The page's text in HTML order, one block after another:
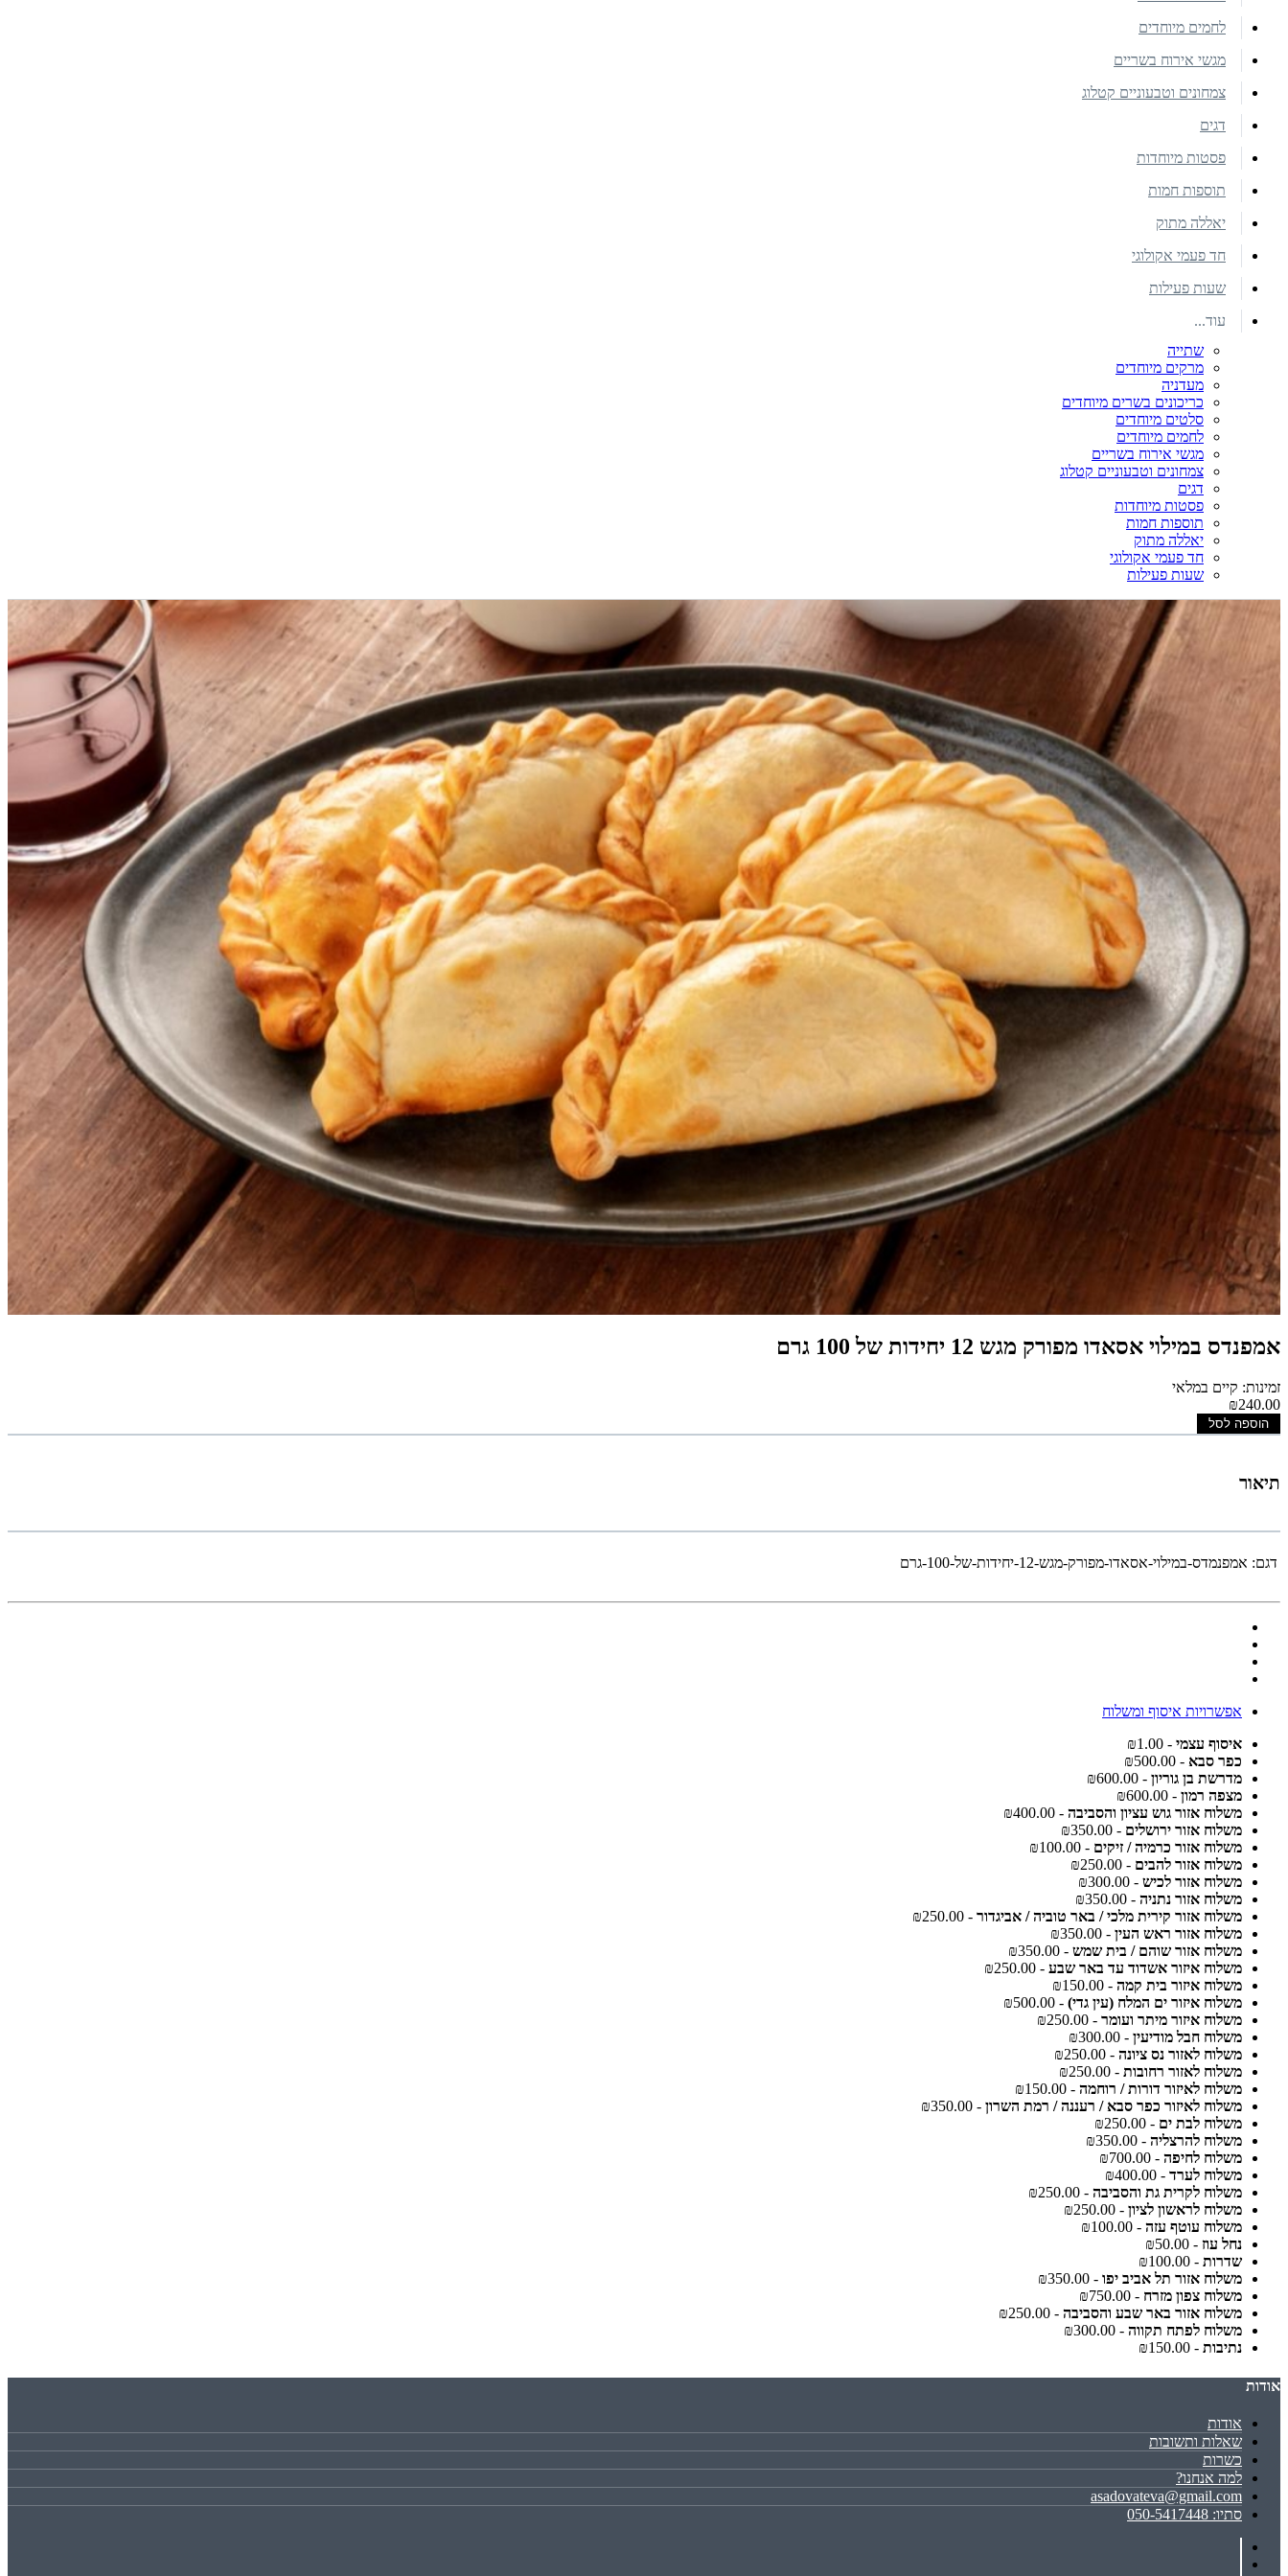
לחמים מיוחדים
מגשי אירוח בשריים
צמחונים וטבעוניים קטלוג
דגים
פסטות מיוחדות
תוספות חמות
יאללה מתוק
חד פעמי אקולוגי
שעות פעילות
עוד...
שתייה
מרקים מיוחדים
מעדניה
כריכונים בשרים מיוחדים
סלטים מיוחדים
לחמים מיוחדים
מגשי אירוח בשריים
צמחונים וטבעוניים קטלוג
דגים
פסטות מיוחדות
תוספות חמות
יאללה מתוק
חד פעמי אקולוגי
שעות פעילות
אמפנדס במילוי אסאדו מפורק מגש 12 יחידות של 100 גרם
זמינות: קיים במלאי
₪240.00
הוספה לסל
תיאור
דגם: אמפנמדס-במילוי-אסאדו-מפורק-מגש-12-יחידות-של-100-גרם
אפשרויות איסוף ומשלוח
איסוף עצמי - ₪1.00
כפר סבא - ₪500.00
מדרשת בן גוריון - ₪600.00
מצפה רמון - ₪600.00
משלוח אזור גוש עציון והסביבה - ₪400.00
משלוח אזור ירושלים - ₪350.00
משלוח אזור כרמיה / זיקים - ₪100.00
משלוח אזור להבים - ₪250.00
משלוח אזור לכיש - ₪300.00
משלוח אזור נתניה - ₪350.00
משלוח אזור קירית מלכי / באר טוביה / אביגדור - ₪250.00
משלוח אזור ראש העין - ₪350.00
משלוח אזור שוהם / בית שמש - ₪350.00
משלוח איזור אשדוד עד באר שבע - ₪250.00
משלוח איזור בית קמה - ₪150.00
משלוח איזור ים המלח (עין גדי) - ₪500.00
משלוח איזור מיתר ועומר - ₪250.00
משלוח חבל מודיעין - ₪300.00
משלוח לאזור נס ציונה - ₪250.00
משלוח לאזור רחובות - ₪250.00
משלוח לאיזור דורות / רוחמה - ₪150.00
משלוח לאיזור כפר סבא / רעננה / רמת השרון - ₪350.00
משלוח לבת ים - ₪250.00
משלוח להרצליה - ₪350.00
משלוח לחיפה - ₪700.00
משלוח לערד - ₪400.00
משלוח לקרית גת והסביבה - ₪250.00
משלוח לראשון לציון - ₪250.00
משלוח עוטף עזה - ₪100.00
נחל עוז - ₪50.00
שדרות - ₪100.00
משלוח אזור תל אביב יפו - ₪350.00
משלוח צפון מזרח - ₪750.00
משלוח אזור באר שבע והסביבה - ₪250.00
משלוח לפתח תקווה - ₪300.00
נתיבות - ₪150.00
אודות
אודות
שאלות ותשובות
כשרות
למה אנחנו?
asadovateva@gmail.com
סתיו: 050-5417448